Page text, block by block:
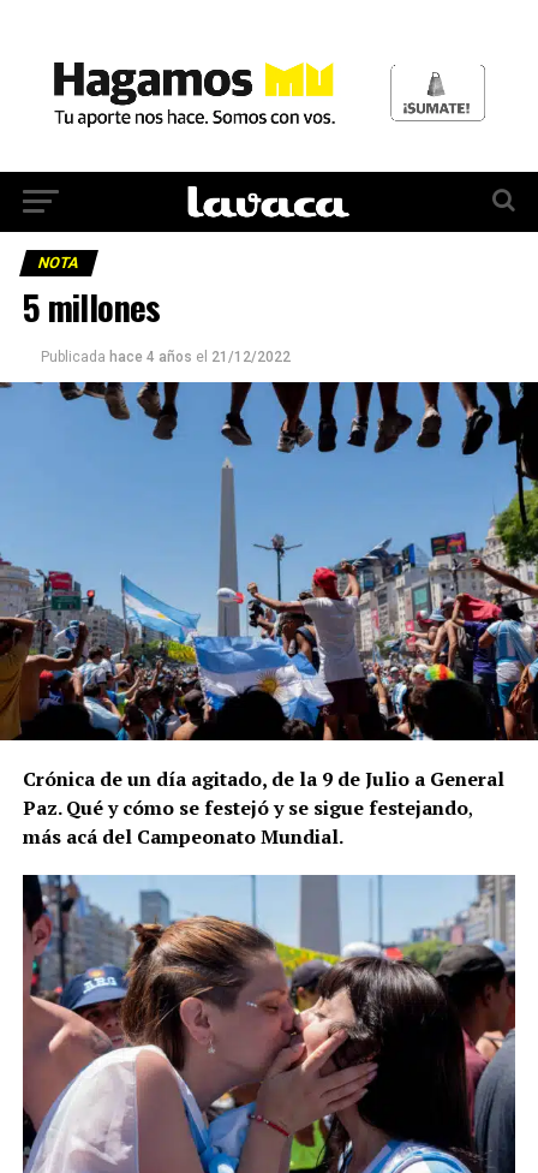
NOTA
5 millones
Publicada hace 4 años el 21/12/2022
Crónica de un día agitado, de la 9 de Julio a General
Paz. Qué y cómo se festejó y se sigue festejando,
más acá del Campeonato Mundial.